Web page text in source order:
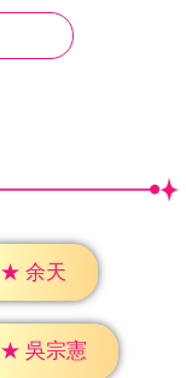
★ 余天
★ 吳宗憲